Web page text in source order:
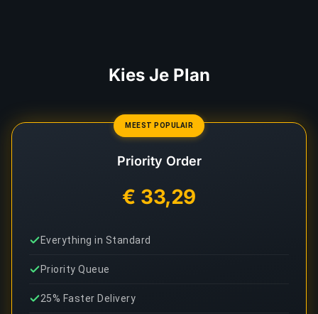
Kies Je Plan
MEEST POPULAIR
Priority Order
€ 33,29
Everything in Standard
Priority Queue
25% Faster Delivery